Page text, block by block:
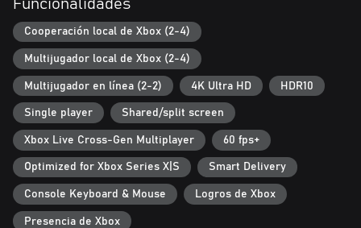
Cada jugador de AFL y AFLW ha sido recreado con un increíble
nivel de detalle, desde sus habilidades características impulsadas
por Champion Data hasta sus características físicas
cuidadosamente escaneadas con la última tecnología de
fotogrametría, los jugadores cobran vida como nunca antes.
DEJA TU HUELLA
Diseña y personaliza tu propio club, jugadores y estadios con las
innovadoras herramientas de la Academia. Experimente AFL 26
desde su propia perspectiva única y muestre sus creaciones al
Funcionalidades
Cooperación local de Xbox (2-4)
Multijugador local de Xbox (2-4)
Multijugador en línea (2-2) 4K Ultra HD HDR10
Single player Shared/split screen
Xbox Live Cross-Gen Multiplayer 60 fps+
Optimized for Xbox Series X|S Smart Delivery
Console Keyboard & Mouse Logros de Xbox
Presencia de Xbox